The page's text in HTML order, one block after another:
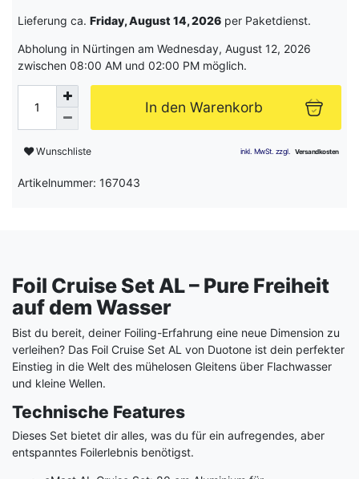
Lieferung ca. Friday, August 14, 2026 per Paketdienst.
Abholung in Nürtingen am Wednesday, August 12, 2026
zwischen 08:00 AM und 02:00 PM möglich.
In den Warenkorb
Wunschliste
Artikelnummer: 167043
Foil Cruise Set AL – Pure Freiheit
auf dem Wasser
Bist du bereit, deiner Foiling-Erfahrung eine neue Dimension zu
verleihen? Das Foil Cruise Set AL von Duotone ist dein perfekter
Einstieg in die Welt des mühelosen Gleitens über Flachwasser
und kleine Wellen.
Technische Features
Dieses Set bietet dir alles, was du für ein aufregendes, aber
entspanntes Foilerlebnis benötigst.